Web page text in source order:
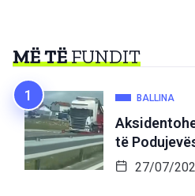
MË TËFUNDIT
BALLINA
të
27/07/